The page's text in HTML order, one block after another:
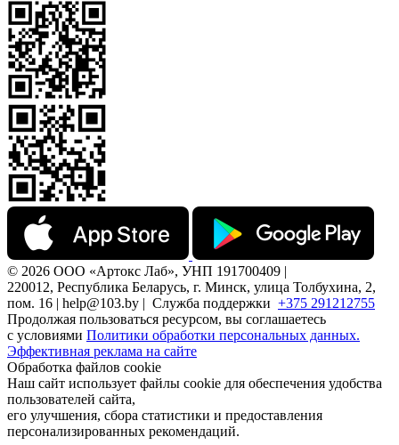
© 2026 ООО «Артокс Лаб», УНП 191700409 |
220012, Республика Беларусь, г. Минск, улица Толбухина, 2,
пом. 16 | help@103.by | Служба поддержки +375 291212755
Продолжая пользоваться ресурсом, вы соглашаетесь
с условиями Политики обработки персональных данных.
Эффективная реклама на сайте
Обработка файлов cookie
Наш сайт использует файлы cookie для обеспечения удобства
пользователей сайта,
его улучшения, сбора статистики и предоставления
персонализированных рекомендаций.